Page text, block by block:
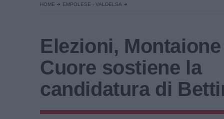
HOME EMPOLESE - VALDELSA
Elezioni,
Cuore sostiene la
candidatura di